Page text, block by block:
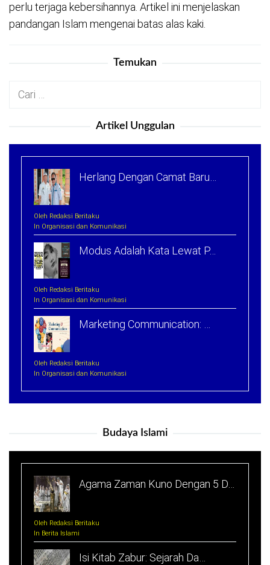
perlu terjaga kebersihannya. Artikel ini menjelaskan
pandangan Islam mengenai batas alas kaki.
Temukan
Cari
Artikel Unggulan
Herlang Dengan Camat Baru…
Oleh Redaksi Beritaku
In Organisasi dan Komunikasi
Modus Adalah Kata Lewat P…
Oleh Redaksi Beritaku
In Organisasi dan Komunikasi
Marketing Communication: …
Oleh Redaksi Beritaku
In Organisasi dan Komunikasi
Budaya Islami
Agama Zaman Kuno Dengan 5 D…
Oleh Redaksi Beritaku
In Berita Islami
Isi Kitab Zabur: Sejarah Da…